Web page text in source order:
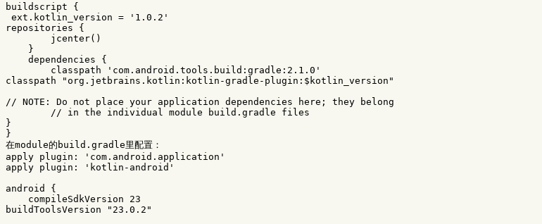
buildscript
{
ext . kotlin_version =
'1.0.2'
repositories
{
jcenter()
}
dependencies
{
classpath
'com.android.tools.build:gradle:2.1.0'
classpath
"org.jetbrains.kotlin:kotlin-gradle-plugin:$kotlin_version"
// NOTE: Do not place your application dependencies here; they belong
// in the individual module build.gradle files
}
}
在module的 build . gradle里配置：
apply plugin:
'com.android.application'
apply plugin:
'kotlin-android'
android
{
compileSdkVersion
23
buildToolsVersion
"23.0.2"